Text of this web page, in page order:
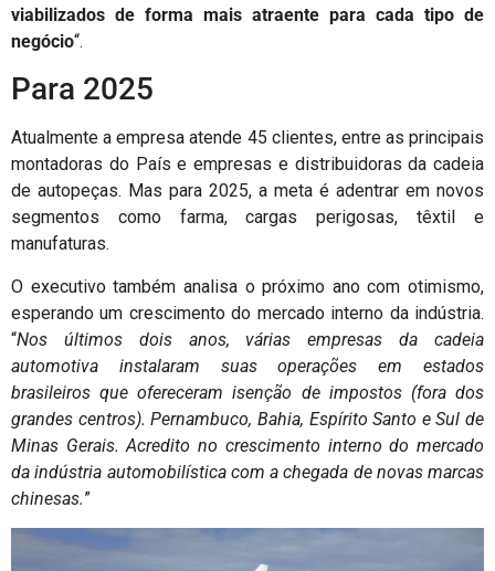
viabilizados de forma mais atraente para cada tipo de
negócio“.
Para 2025
Atualmente a empresa atende 45 clientes, entre as principais
montadoras do País e empresas e distribuidoras da cadeia
de autopeças. Mas para 2025, a meta é adentrar em novos
segmentos como farma, cargas perigosas, têxtil e
manufaturas.
O executivo também analisa o próximo ano com otimismo,
esperando um crescimento do mercado interno da indústria.
“Nos últimos dois anos, várias empresas da cadeia
automotiva instalaram suas operações em estados
brasileiros que ofereceram isenção de impostos (fora dos
grandes centros). Pernambuco, Bahia, Espírito Santo e Sul de
Minas Gerais. Acredito no crescimento interno do mercado
da indústria automobilística com a chegada de novas marcas
chinesas.”